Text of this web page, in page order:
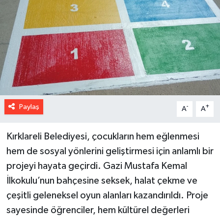
Paylaş A- A+
Kırklareli Belediyesi, çocukların hem eğlenmesi
hem de sosyal yönlerini geliştirmesi için anlamlı bir
projeyi hayata geçirdi. Gazi Mustafa Kemal
İlkokulu’nun bahçesine seksek, halat çekme ve
çeşitli geleneksel oyun alanları kazandırıldı. Proje
sayesinde öğrenciler, hem kültürel değerleri